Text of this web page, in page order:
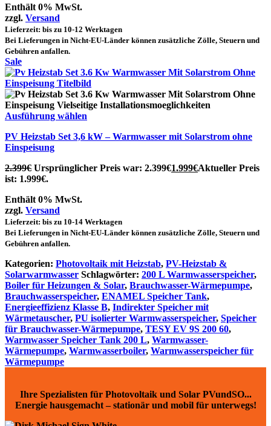
Enthält 0% MwSt.
zzgl. Versand
Lieferzeit: bis zu 10-12 Werktagen
Bei Lieferungen in Nicht-EU-Länder können zusätzliche Zölle, Steuern und
Gebühren anfallen.
Sale
Ausführung wählen
PV Heizstab Set 3,6 kW – Warmwasser mit Solarstrom ohne
Einspeisung
2.399€ Ursprünglicher Preis war: 2.399€1.999€Aktueller Preis
ist: 1.999€.
Enthält 0% MwSt.
zzgl. Versand
Lieferzeit: bis zu 10-14 Werktagen
Bei Lieferungen in Nicht-EU-Länder können zusätzliche Zölle, Steuern und
Gebühren anfallen.
Kategorien: Photovoltaik mit Heizstab, PV-Heizstab &
Solarwarmwasser Schlagwörter: 200 L Warmwasserspeicher,
Boiler für Heizungen & Solar, Brauchwasser-Wärmepumpe,
Brauchwasserspeicher, ENAMEL Speicher Tank,
Energieeffizienz Klasse B, Indirekter Speicher mit
Wärmetauscher, PU isolierter Warmwasserspeicher, Speicher
für Brauchwasser-Wärmepumpe, TESY EV 9S 200 60,
Warmwasser Speicher Tank 200 L, Warmwasser-
Wärmepumpe, Warmwasserboiler, Warmwasserspeicher für
Wärmepumpe
Ihre Spezialisten für Photovoltaik und Solar PVundSO...
Energie hausgemacht – stationär und mobil für unterwegs!